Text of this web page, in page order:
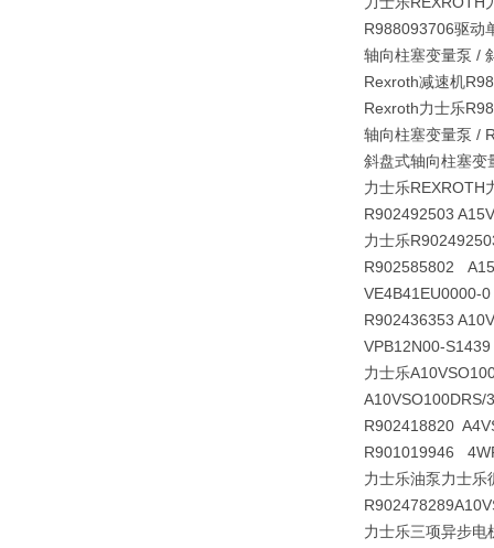
R988093706驱动
轴向柱塞变量泵 /
Rexroth减速机
Rexroth力士乐
轴向柱塞变量泵 /
斜盘式轴向柱塞
力士乐REXROTH
R902492503
力士乐
R902585802
VE4B41EU0000-
R902436353
VPB12N00-S1439
力士乐
A10VSO100DRS/
R902418820
R901019946
力士乐油泵力士乐
R902478289
力士乐三项异步电